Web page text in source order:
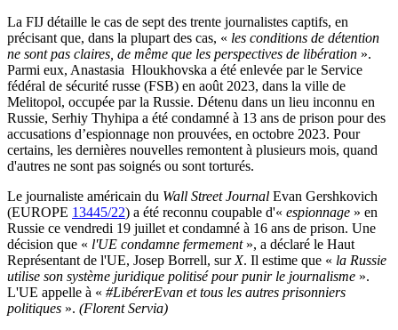
La FIJ détaille le cas de sept des trente journalistes captifs, en
précisant que, dans la plupart des cas, « les conditions de détention
ne sont pas claires, de même que les perspectives de libération ».
Parmi eux, Anastasia Hloukhovska a été enlevée par le Service
fédéral de sécurité russe (FSB) en août 2023, dans la ville de
Melitopol, occupée par la Russie. Détenu dans un lieu inconnu en
Russie, Serhiy Thyhipa a été condamné à 13 ans de prison pour des
accusations d’espionnage non prouvées, en octobre 2023. Pour
certains, les dernières nouvelles remontent à plusieurs mois, quand
d'autres ne sont pas soignés ou sont torturés.
Le journaliste américain du Wall Street Journal Evan Gershkovich
(EUROPE 13445/22) a été reconnu coupable d'« espionnage » en
Russie ce vendredi 19 juillet et condamné à 16 ans de prison. Une
décision que « l'UE condamne fermement», a déclaré le Haut
Représentant de l'UE, Josep Borrell, sur X. Il estime que « la Russie
utilise son système juridique politisé pour punir le journalisme ».
L'UE appelle à « #LibérerEvan et tous les autres prisonniers
politiques ». (Florent Servia)